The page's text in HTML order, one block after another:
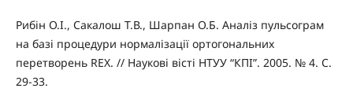
Рибін О.І., Сакалош Т.В., Шарпан О.Б. Аналіз пульсограм
на базі процедури нормалізації ортогональних
перетворень REX. // Наукові вісті НТУУ “КПІ”. 2005. № 4. С.
29-33.